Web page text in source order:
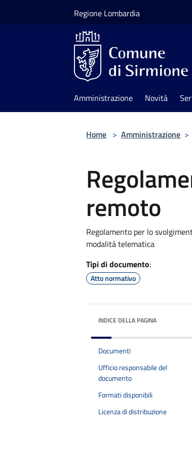
Regione Lombardia
Amministrazione Novità
Home > Amministrazione >
remoto
Regolamento per lo
modalità telematica
Tipi di documento:
Atto normativo
INDICE DELLA PAGINA
Documenti
Ufficio responsabile del
documento
Formati disponibili
Licenza di distribuzione